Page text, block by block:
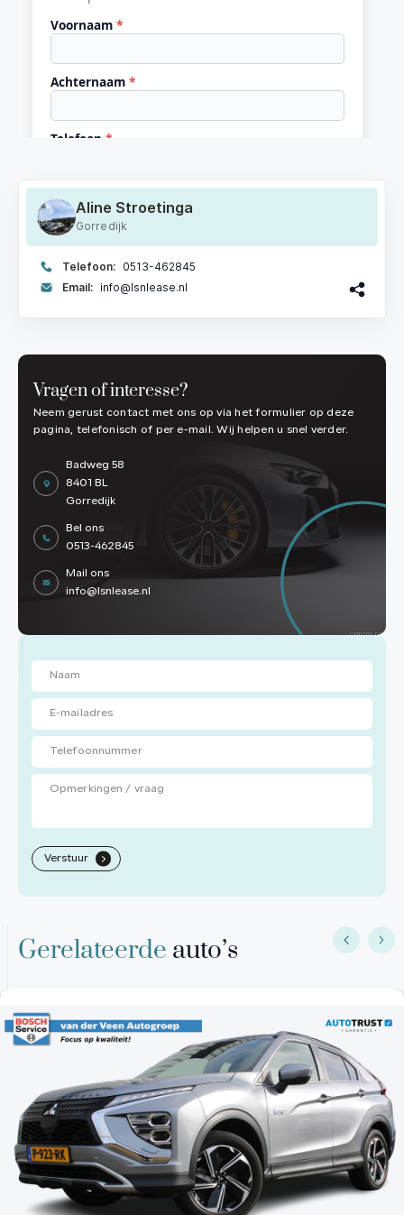
Aline Stroetinga
Gorredijk
Telefoon: 0513-462845
Email: info@lsnlease.nl
Vragen of interesse?
Neem gerust contact met ons op via het formulier op deze
pagina, telefonisch of per e-mail. Wij helpen u snel verder.
Badweg 58
8401 BL
Gorredijk
Bel ons
0513-462845
Mail ons
info@lsnlease.nl
Verstuur .
Gerelateerde auto’s